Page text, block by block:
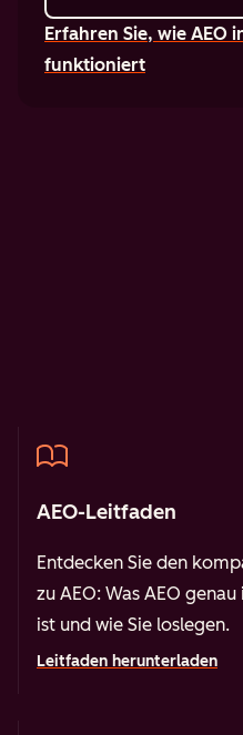
Erfahren Sie, wie AEO
funktioniert
AEO-Leitfaden
Entdecken Sie den
zu AEO: Was AEO
ist und wie Sie loslegen.
Leitfaden herunterladen